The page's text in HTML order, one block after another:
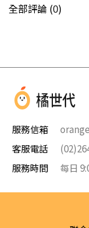
全部評論 (0)
服務信箱
客服電話
服務時間
每日